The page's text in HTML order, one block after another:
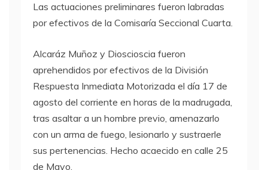
Las actuaciones preliminares fueron labradas
por efectivos de la Comisaría Seccional Cuarta.
Alcaráz Muñoz y Dioscioscia fueron
aprehendidos por efectivos de la División
Respuesta Inmediata Motorizada el día 17 de
agosto del corriente en horas de la madrugada,
tras asaltar a un hombre previo, amenazarlo
con un arma de fuego, lesionarlo y sustraerle
sus pertenencias. Hecho acaecido en calle 25
de Mayo.